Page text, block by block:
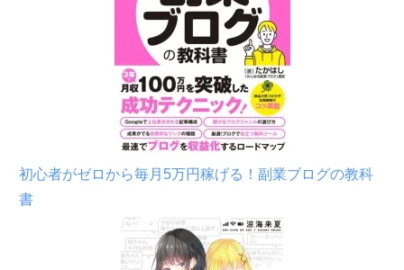
初心者がゼロから毎月5万円稼げる！副業ブログの教科
書